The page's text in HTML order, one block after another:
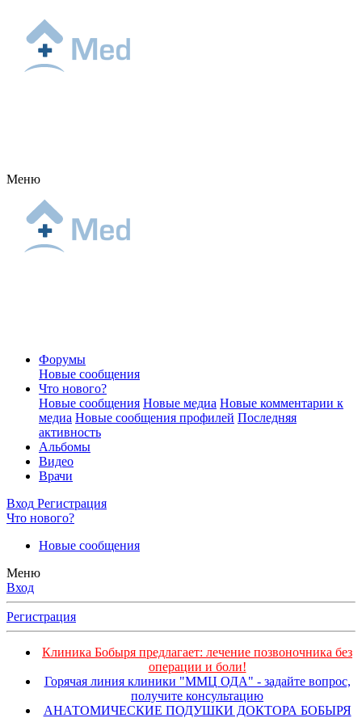
Меню
Форумы
Новые сообщения
Что нового?
Новые сообщения Новые медиа Новые комментарии к
медиа Новые сообщения профилей Последняя
активность
Альбомы
Видео
Врачи
Вход Регистрация
Что нового?
Новые сообщения
Меню
Вход
Регистрация
Клиника Бобыря предлагает: лечение позвоночника без
операции и боли!
Горячая линия клиники "ММЦ ОДА" - задайте вопрос,
получите консультацию
АНАТОМИЧЕСКИЕ ПОДУШКИ ДОКТОРА БОБЫРЯ